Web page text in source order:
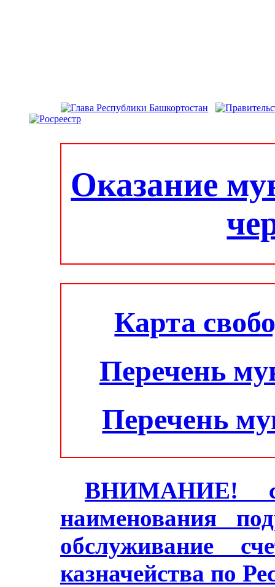
Оказание
Карта
Перечень
Перечень
ВНИМАНИЕ! с
наименования
обслуживание
казначейства по